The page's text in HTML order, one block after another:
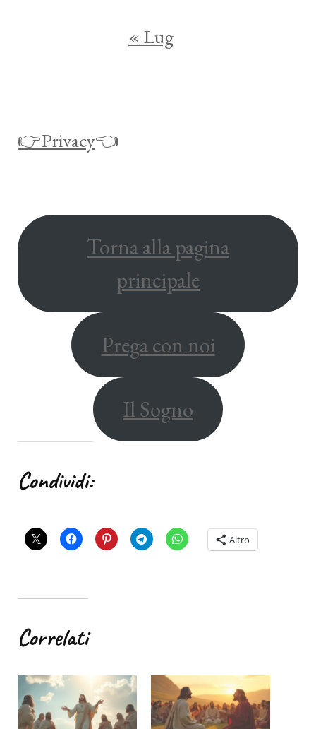
« Lug
👉Privacy👈
Torna alla pagina
principale
Prega con noi
Il Sogno
Condividi:
Altro
Correlati